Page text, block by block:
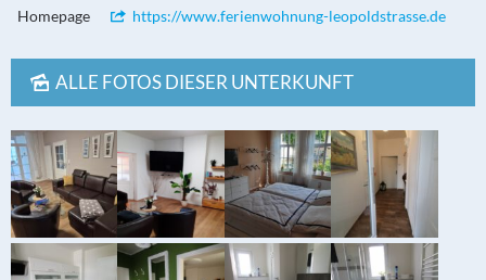
Homepage
https://www.ferienwohnung-leopoldstrasse.de
ALLE FOTOS DIESER UNTERKUNFT